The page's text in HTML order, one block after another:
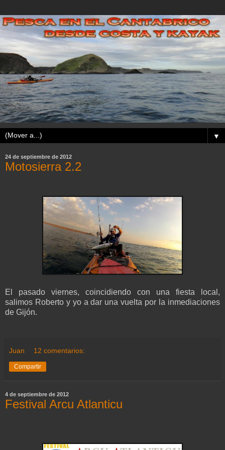
▼
24 de septiembre de 2012
Motosierra 2.2
El pasado viernes, coincidiendo con una fiesta local,
salimos Roberto y yo a dar una vuelta por la inmediaciones
de Gijón.
Juan 12 comentarios:
Compartir
4 de septiembre de 2012
Festival Arcu Atlanticu